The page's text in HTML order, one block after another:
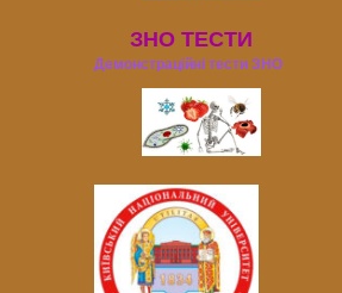
ЗНО ТЕСТИ
Демонстраційні тести ЗНО